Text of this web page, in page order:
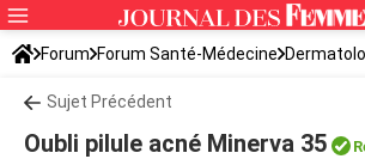
Forum Forum Santé-Médecine
Sujet Précédent
Oubli pilule acné Minerva 35